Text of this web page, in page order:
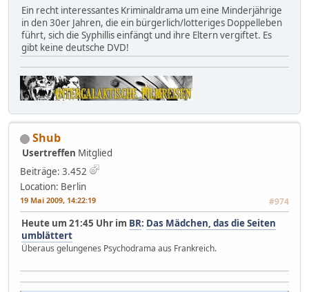
Ein recht interessantes Kriminaldrama um eine Minderjährige
in den 30er Jahren, die ein bürgerlich/lotteriges Doppelleben
führt, sich die Syphillis einfängt und ihre Eltern vergiftet. Es
gibt keine deutsche DVD!
Shub
Usertreffen Mitglied
Beiträge: 3.452
Location: Berlin
19 Mai 2009, 14:22:19 #974
Heute um 21:45 Uhr im BR: Das Mädchen, das die Seiten
umblättert
Überaus gelungenes Psychodrama aus Frankreich.